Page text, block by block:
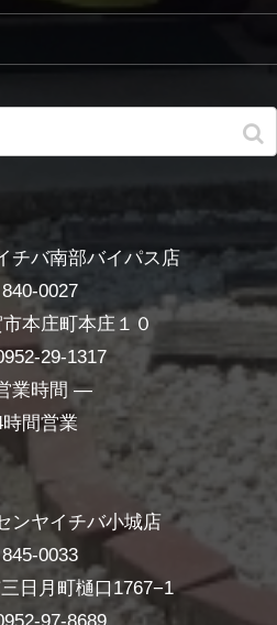
チバ南部バイパス店
0027
本庄町本庄１０
29-1317
業時間 ―
時間営業
ンヤイチバ小城店
0033
日月町樋口1767−1